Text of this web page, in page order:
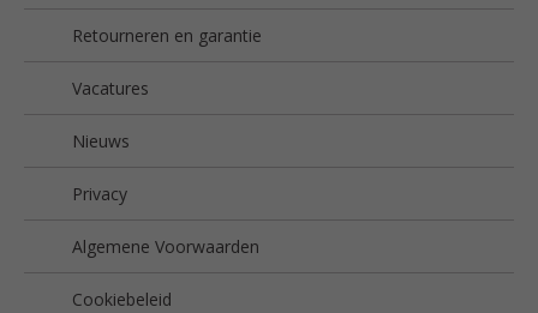
Retourneren en garantie
Vacatures
Nieuws
Privacy
Algemene Voorwaarden
Cookiebeleid